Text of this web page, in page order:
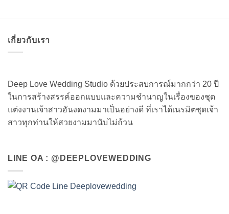
เกี่ยวกับเรา
Deep Love Wedding Studio ด้วยประสบการณ์มากกว่า 20 ปี
ในการสร้างสรรค์ออกแบบและความชำนาญในเรื่องของชุด
แต่งงานเจ้าสาวอันงดงามมาเป็นอย่างดี ที่เราได้เนรมิตชุดเจ้า
สาวทุกท่านให้สวยงามมานับไม่ถ้วน
LINE OA : @DEEPLOVEWEDDING